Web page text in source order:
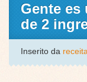
Gente es
de 2
Inserito da